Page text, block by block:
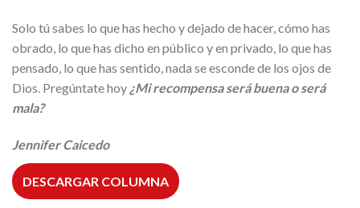
Solo tú sabes lo que has hecho y dejado de hacer, cómo has
obrado, lo que has dicho en público y en privado, lo que has
pensado, lo que has sentido, nada se esconde de los ojos de
Dios. Pregúntate hoy ¿Mi recompensa será buena o será
mala?
Jennifer Caicedo
DESCARGAR COLUMNA